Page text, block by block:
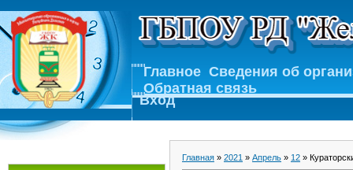
Главное Сведения об
Обратная связь
Вход
Главная » 2021 » Апрель » 12 »